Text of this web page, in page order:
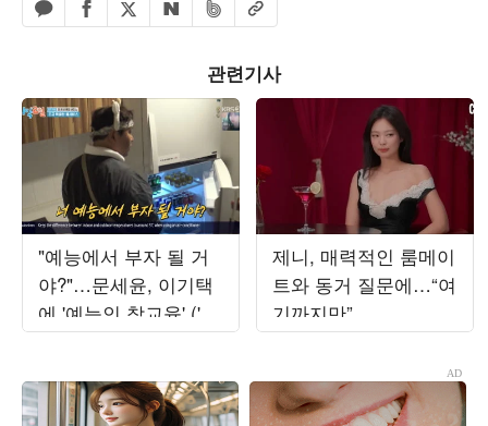
카카오톡 공유하기
페이스북 공유하기
엑스 공유하기
네이버 공유하기
밴드 공유하기
URL복사
관련기사
"예능에서 부자 될 거
야?"…문세윤, 이기택
에 '예능인 참교육' ('1
박 2일')
제니, 매력적인 룸메이
트와 동거 질문에…“여
기까지만”